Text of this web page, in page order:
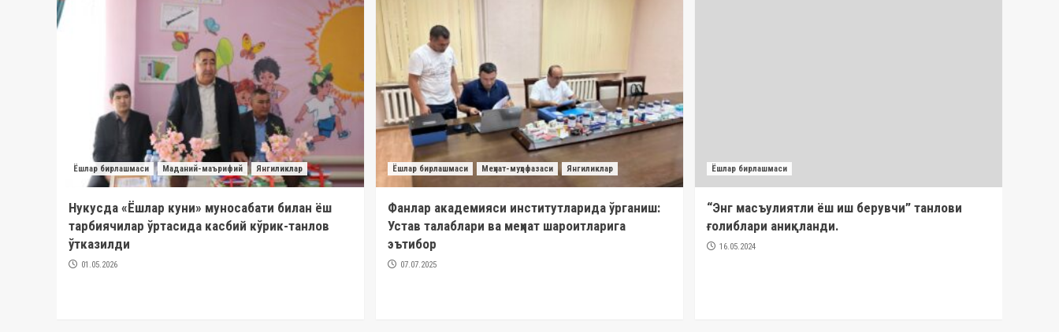
Ёшлар бирлашмаси Маданий-маърифий Янгиликлар
Нукусда «Ёшлар куни» муносабати билан ёш
тарбиячилар ўртасида касбий кўрик-танлов
ўтказилди
01.05.2026
Ёшлар бирлашмаси Меҳнат-муҳофазаси Янгиликлар
Фанлар академияси институтларида ўрганиш:
Устав талаблари ва меҳнат шароитларига
эътибор
07.07.2025
Ёшлар бирлашмаси
“Энг масъулиятли ёш иш берувчи” танлови
ғолиблари аниқланди.
16.05.2024